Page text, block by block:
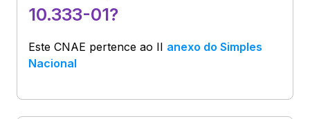
10.333-01?
Este CNAE pertence ao II anexo do Simples
Nacional